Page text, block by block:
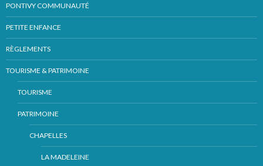
PONTIVY COMMUNAUTÉ
PETITE ENFANCE
RÈGLEMENTS
TOURISME & PATRIMOINE
TOURISME
PATRIMOINE
CHAPELLES
LA MADELEINE